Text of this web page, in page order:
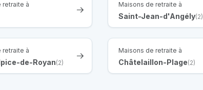
retraite à Maisons de retraite à
Saint-Jean-d'Angély(2)
retraite à
de-Royan(2)
Maisons de retraite à
Châtelaillon-Plage(2)